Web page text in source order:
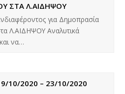
ΣΤΑ Λ.ΑΙΔΗΨΟΥ
για Δημοπρασία
Λ.ΑΙΔΗΨΟΥ Αναλυτικά
να…
10/2020 – 23/10/2020